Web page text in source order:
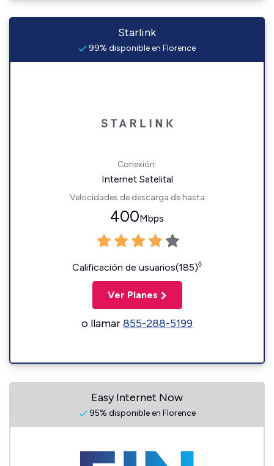
Starlink
99% disponible en Florence
Conexión:
Internet Satelital
Velocidades de descarga de hasta
400Mbps
Calificación de usuarios(185)◊
Ver Planes
o llamar855-288-5199
Easy Internet Now
95% disponible en Florence